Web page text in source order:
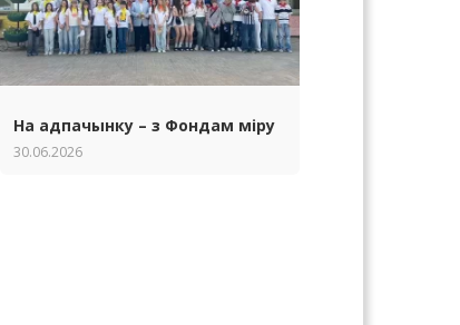
На адпачынку – з Фондам міру
30.06.2026